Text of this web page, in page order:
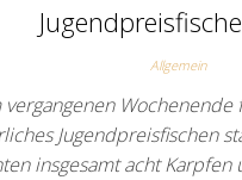
Allgemein
vergangenen
Jugendpreisfischen
insgesamt acht Karpfen